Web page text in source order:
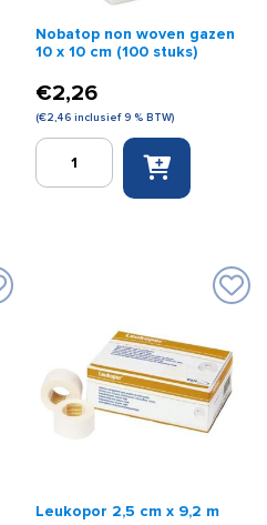
Nobatop non woven gazen
10 x 10 cm (100 stuks)
€2,26
(€2,46 inclusief 9 % BTW)
Nobatop
aantal
Leukopor 2,5 cm x 9,2 m